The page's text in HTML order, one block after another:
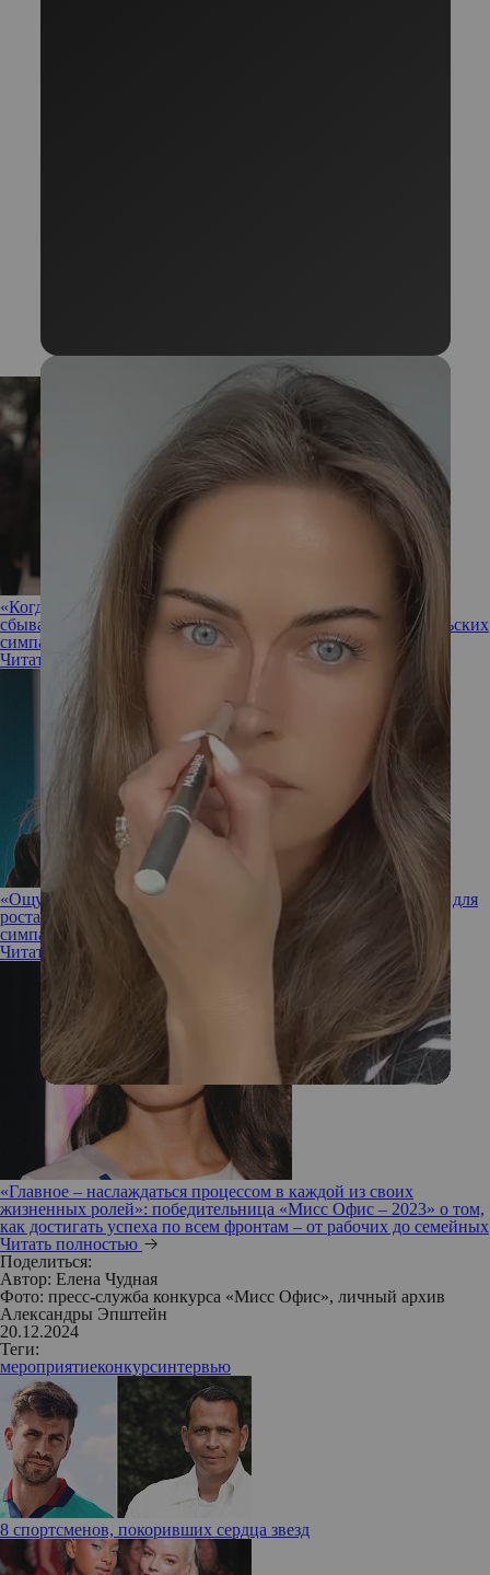
«Когда я начала верить в силу своих мыслей, у меня стало
сбываться все!»: интервью с обладательницей приза зрительских
симпатий 15-го сезона «Мисс Офис 2024» Татьяной Косый
Читать полностью
«Ощущать себя руководителем в 24 года – это возможность для
роста»: интервью с обладательницей приза зрительских
симпатий кастинга «Мисс Офис 2024» Дианой Кузьминых
Читать полностью
«Главное – наслаждаться процессом в каждой из своих
жизненных ролей»: победительница «Мисс Офис – 2023» о том,
как достигать успеха по всем фронтам – от рабочих до семейных
Читать полностью
Поделиться:
Автор: Елена Чудная
Фото: пресс-служба конкурса «Мисс Офис», личный архив
Александры Эпштейн
20.12.2024
Теги:
мероприятиеконкурсинтервью
8 спортсменов, покоривших сердца звезд